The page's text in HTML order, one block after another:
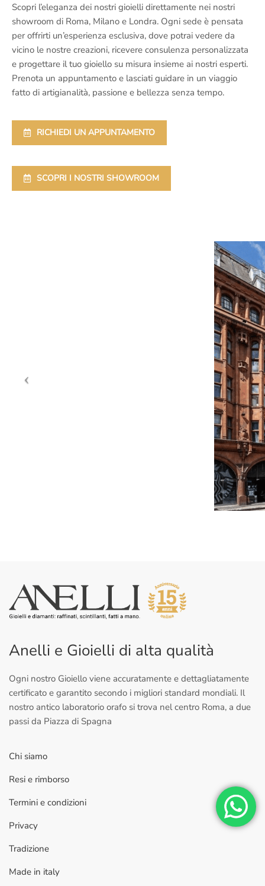
Scopri l’eleganza dei nostri gioielli direttamente nei nostri
showroom di Roma, Milano e Londra. Ogni sede è pensata
per offrirti un’esperienza esclusiva, dove potrai vedere da
vicino le nostre creazioni, ricevere consulenza personalizzata
e progettare il tuo gioiello su misura insieme ai nostri esperti.
Prenota un appuntamento e lasciati guidare in un viaggio
fatto di artigianalità, passione e bellezza senza tempo.
RICHIEDI UN APPUNTAMENTO
SCOPRI I NOSTRI SHOWROOM
Anelli e Gioielli di alta qualità
Ogni nostro Gioiello viene accuratamente e dettagliatamente
certificato e garantito secondo i migliori standard mondiali. Il
nostro antico laboratorio orafo si trova nel centro Roma, a due
passi da Piazza di Spagna
Chi siamo
Resi e rimborso
Termini e condizioni
Privacy
Tradizione
Made in italy